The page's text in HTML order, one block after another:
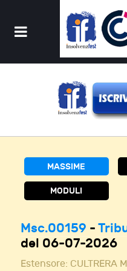
MASSIME
MODULI
Msc.00159 -
del 06-07-2026
Estensore: CULTRERA